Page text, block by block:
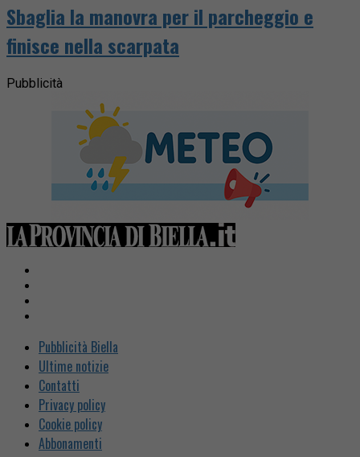
Sbaglia la manovra per il parcheggio e
finisce nella scarpata
Pubblicità
Pubblicità Biella
Ultime notizie
Contatti
Privacy policy
Cookie policy
Abbonamenti